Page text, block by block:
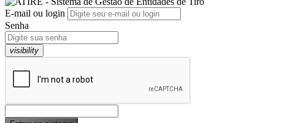
E-mail ou login
Senha
visibility